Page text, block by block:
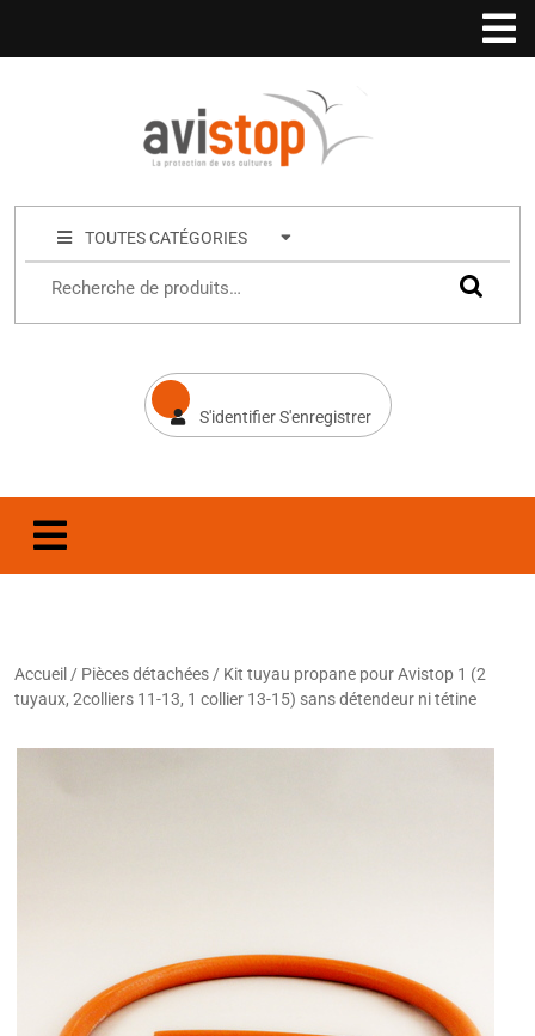
TOUTES CATÉGORIES
S'identifier S'enregistrer
Accueil / Pièces détachées / Kit tuyau propane pour Avistop 1 (2
tuyaux, 2colliers 11-13, 1 collier 13-15) sans détendeur ni tétine